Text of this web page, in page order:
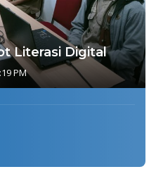
Literasi Digital
PM